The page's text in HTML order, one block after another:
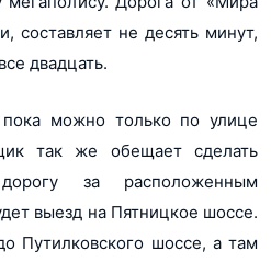
составляет не десять минут,
двадцать.
можно только по улице
так же обещает сделать
за расположенным
выезд на Пятницкое шоссе.
Путилковского шоссе, а там